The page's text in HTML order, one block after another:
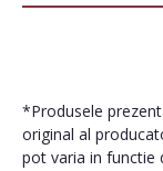
*Produsele
original al
pot varia in functie